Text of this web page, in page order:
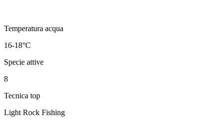
Temperatura acqua
16-18°C
Specie attive
8
Tecnica top
Light Rock Fishing